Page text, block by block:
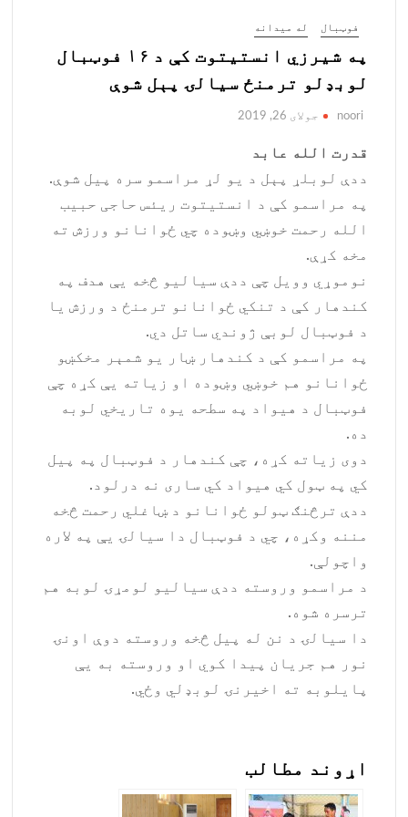
فوټبال له میدانه
په شیرزي انستیتوت کې د ۱۶ فوټبال
لوبډلو ترمنځ سیالۍ پېل شوې
noori جولای 26, 2019
قدرت الله عابد
ددې لوبلړ پېل د یو لړ مراسمو سره پیل شوې.
په مراسمو کې د انستیتوت ریئس حاجی حبیب
الله رحمت خوښي وښوده چي ځوانانو ورزش ته
مخه کړې.
نوموړي وویل چې ددې سیالیو څخه یې هدف په
کندهار کې د تنکي ځوانانو ترمنځ د ورزش یا
د فوټبال لوبې ژوندي ساتل دي.
په مراسمو کې د کندهار ښار یو شمېر مخکښو
ځوانانو هم خوښي وښوده او زیاته یې کړه چې
فوټبال د هیواد په سطحه یوه تاریخي لوبه
ده.
دوی زیاته کړه، چې کندهار د فوټبال په پیل
کي په ټول کي هیواد کي ساری نه درلود.
ددې ترڅنګ ټولو ځوانانو د ښاغلي رحمت څخه
مننه وکړه، چي د فوټبال دا سیالۍ یې په لاره
واچولې.
د مراسمو وروسته ددې سیالیو لومړۍ لوبه هم
ترسره شوه.
دا سیالۍ د نن له پیل څخه وروسته دوې اونۍ
نور هم جریان پیدا کوي او وروسته به یې
پایلوبه ته اخیرنۍ لوبډلي وځي.
اړوند مطالب